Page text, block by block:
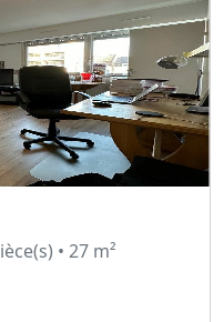
• 27 m²